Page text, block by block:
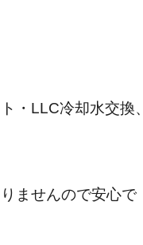
・LLC冷却水交換、
ませんので安心で